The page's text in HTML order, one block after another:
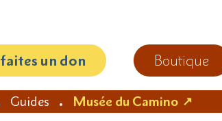
Boutique
faites un don
Guides Musée du Camino